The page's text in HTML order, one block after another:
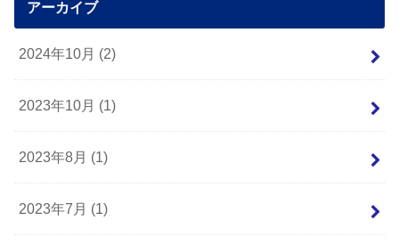
アーカイブ
2024年10月 (2)
2023年10月 (1)
2023年8月 (1)
2023年7月 (1)